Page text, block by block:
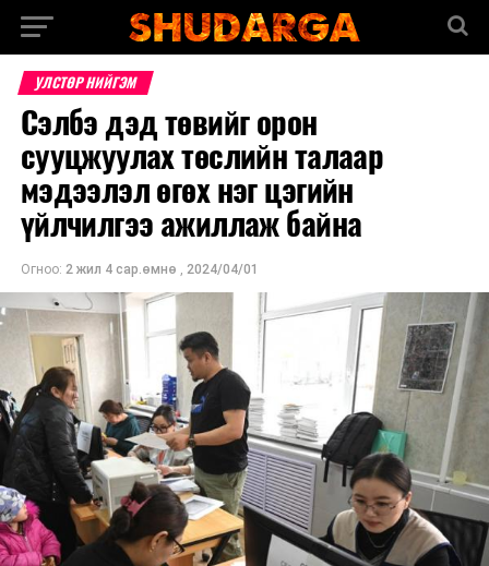
УЛСТӨР НИЙГЭМ
Сэлбэ дэд төвийг орон
сууцжуулах төслийн талаар
мэдээлэл өгөх нэг цэгийн
үйлчилгээ ажиллаж байна
Огноо: 2 жил 4 сар.өмнө , 2024/04/01